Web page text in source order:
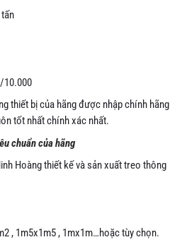
10.000
thiết bị của hãng được nhập chính hãng
tốt nhất chính xác nhất.
chuẩn của hãng
Hoàng thiết kế và sản xuất treo thông
, 1m5x1m5 , 1mx1m…hoặc tùy chọn.